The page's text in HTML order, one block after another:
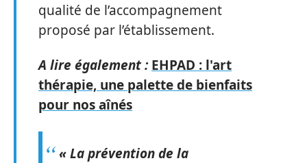
qualité de l’accompagnement
proposé par l’établissement.
A lire également : EHPAD : l'art
thérapie, une palette de bienfaits
pour nos aînés
« La prévention de la